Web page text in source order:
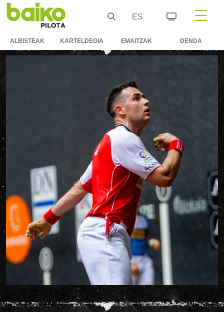
ES
ALBISTEAK KARTELDEGIA EMAITZAK DENDA